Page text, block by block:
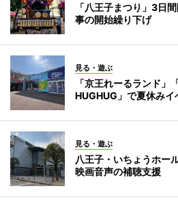
「八王子まつり」3日
事の開始繰り下げ
見る・遊ぶ
「京王れーるランド」
HUGHUG」で夏休みイ
見る・遊ぶ
八王子・いちょうホ
映画音声の補聴支援